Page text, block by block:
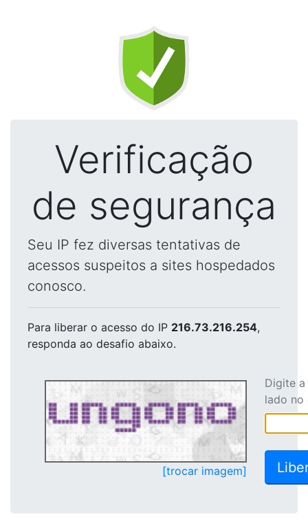
Verificação
de segurança
Seu IP fez diversas tentativas de
acessos suspeitos a sites hospedados
conosco.
Para liberar o acesso do IP 216.73.216.254,
responda ao desafio abaixo.
[trocar imagem]
Digite
lado no